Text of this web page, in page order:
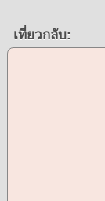
เที่ยวกลับ: